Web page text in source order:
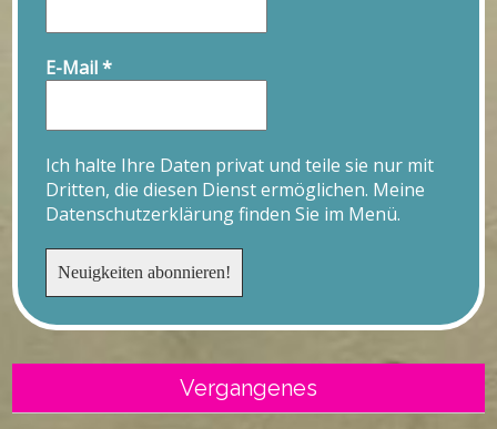
E-Mail*
Ich halte Ihre Daten privat und teile sie nur mit
Dritten, die diesen Dienst ermöglichen. Meine
Datenschutzerklärung finden Sie im Menü.
Vergangenes